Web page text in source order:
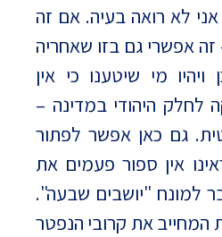
לא רואה בעיה. אם זה
אפשרי גם בזו שאחריה
מי שיטענו כי אין
לחלק היהודי במדינה –
גם כאן אפשר לפתור
אין ספור פעמים את
7 באוקטובר למונח "יושבים שבעה".
המחייב את קרובי הנפטר